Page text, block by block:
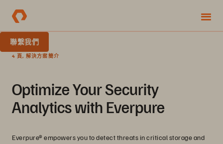
聯繫我們
4 頁, 解決方案簡介
Optimize Your Security
Analytics with Everpure
Everpure® empowers you to detect threats in critical storage and